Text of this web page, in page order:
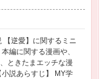
【逆愛】に関するミニ
編に関する漫画や、
ときたまエッチな漫
説あらすじ】 MY学